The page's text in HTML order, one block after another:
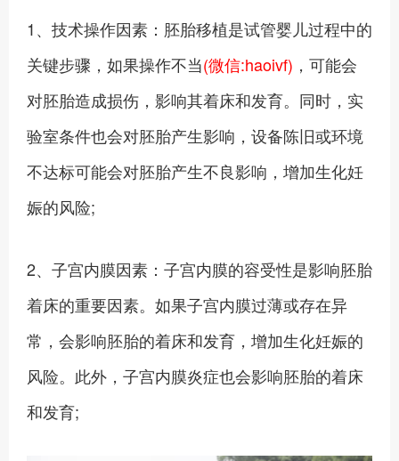
1、技术操作因素：胚胎移植是试管婴儿过程中的
关键步骤，如果操作不当(微信:haoivf) ，可能会
对胚胎造成损伤，影响其着床和发育。同时，实
验室条件也会对胚胎产生影响，设备陈旧或环境
不达标可能会对胚胎产生不良影响，增加生化妊
娠的风险;
2、子宫内膜因素：子宫内膜的容受性是影响胚胎
着床的重要因素。如果子宫内膜过薄或存在异
常，会影响胚胎的着床和发育，增加生化妊娠的
风险。此外，子宫内膜炎症也会影响胚胎的着床
和发育;